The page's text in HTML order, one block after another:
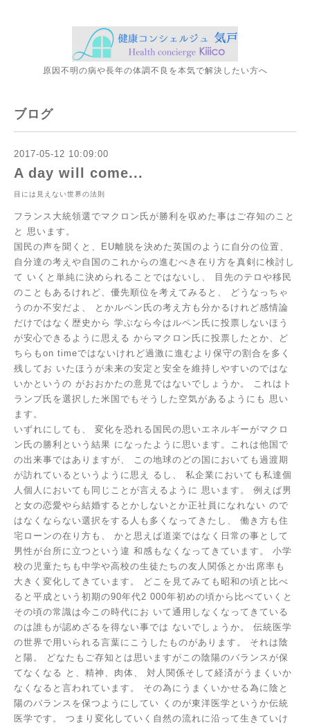
原因不明の病や長年の体調不良を本気で解決したい方へ
ブログ
2017-05-12 10:09:00
A day will come...
目には見えない世界の法則
フランス大統領選でマクロン氏が勝利を収めた事はご存知のこと
と 思います。
国民の声を聞くと、EU離脱を決めた英国のように自分の位置、
自分達の考えや自国のこれからの進むべき在り方を真剣に検討し
て いくと単純に決められることではないし、
目先のテロや移民
のこともあるけれど、優先順位を考えてみると、
どうなっちゃ
うのか不安だよ、
とかルペン氏の考え方も分かるけれど感情論
だけではなく歴史から 学ぶなら今はルペン氏に投票しないほう
が安心できるように思える からマクロン氏に投票したとか、ど
ちらもon timeではないけれど過激に進むより保守の割合を多く
残してお いたほうが未来の安定と安全を維持しやすいのではな
いかというの がおおかたの意見ではないでしょうか。
これはト
ランプ氏を選択した米国でもそうした空気があるようにも 思い
ます。
いずれにしても、 変化を恐れる国民の思いエネルギーがマクロ
ン氏の勝利という結果 になったように思います。これは他国で
の出来事ではありますが、
この地球のどの国においても過渡期
が訪れているというように思え るし、 私企業においても私達個
人個人においても同じことが言えるように 思います。 例えば男
と女の恋愛やら結婚するとかしないとか正社員になれない ので
はなくならない選択をする人も多くなってきたし、 働き方も住
宅ローンの在り方も、 かと思えば道楽ではなく日常の事として
男性が台所に立つという違 和感もなくなってきています。 小学
校の児童たちも中学や高校の生徒たちの友人関係とか出席率も
大きく変化してきています。
どこを見てみても昭和の頃と比べ
ると平成という初期の90年代2 000年初めの頃から比べていくと
その頃の常識は今この時代にお いて通用しなくなってきている
のは誰もが認めざるを得ない事では ないでしょうか。 伝統医学
の世界で用いられる言葉にこうしたものがあります。 それは陰
と陽。
どなたもご存知とは思いますがこの陰陽のバランスが保
てなくなる と、精神、肉体、 対人関係そして経済がうまくいか
なくなると言われています。 その為にうまくいかせる為に陰と
陽のバランスを保つようにしてい くのが東洋医学というか伝統
医学です。 つまり変化していく自然の流れに沿って生きていけ